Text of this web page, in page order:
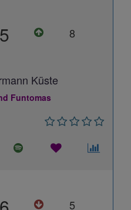
5 8
Küste
Funtomas
5